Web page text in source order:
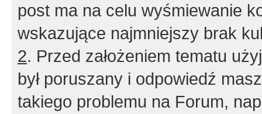
post ma na celu wyśmiewanie
wskazujące najmniejszy brak
2. Przed założeniem tematu
był poruszany i odpowiedź
takiego problemu na Forum,